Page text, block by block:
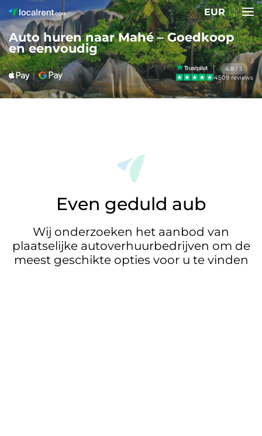
EUR
Auto huren naar Mahé – Goedkoop
en eenvoudig
4.8 / 5
4509 reviews
Even geduld aub
Wij onderzoeken het aanbod van
plaatselijke autoverhuurbedrijven om de
meest geschikte opties voor u te vinden